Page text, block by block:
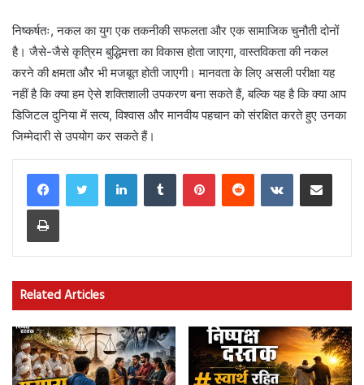
निष्कर्षतः, नकल का युग एक तकनीकी सफलता और एक सामाजिक चुनौती दोनों
है। जैसे-जैसे कृत्रिम बुद्धिमत्ता का विकास होता जाएगा, वास्तविकता की नकल
करने की क्षमता और भी मजबूत होती जाएगी। मानवता के लिए असली परीक्षा यह
नहीं है कि क्या हम ऐसे शक्तिशाली उपकरण बना सकते हैं, बल्कि यह है कि क्या आप
डिजिटल दुनिया में सत्य, विश्वास और मानवीय पहचान को संरक्षित करते हुए उनका
जिम्मेदारी से उपयोग कर सकते हैं।
LinkedInTumblr PinterestReddit VKontakteShare via Email
Print
Related Articles